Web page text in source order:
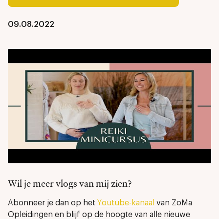
09.08.2022
Wil je meer vlogs van mij zien?
Abonneer je dan op het Youtube-kanaal van ZoMa
Opleidingen en blijf op de hoogte van alle nieuwe